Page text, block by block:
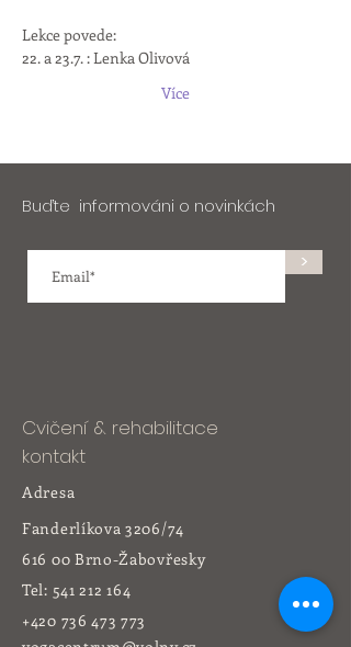
Lekce povede:
22. a 23.7. : Lenka Olivová
Více
Buďte informováni o novinkách
>
Cvičení & rehabilitace
kontakt
Adresa
Fanderlíkova 3206/74
616 00 Brno-Žabovřesky
Tel: 541 212 164
+420 736 473 773